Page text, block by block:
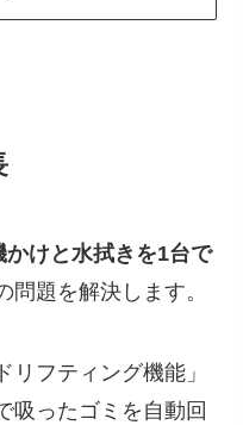
かけと水拭きを1台で
問題を解決します。
フティング機能」
吸ったゴミを自動回